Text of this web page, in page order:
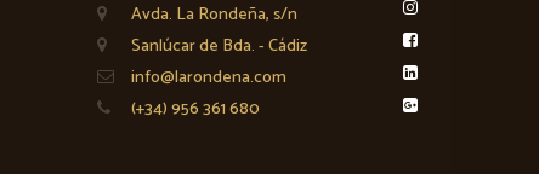
Avda. La Rondeña, s/n
Sanlúcar de Bda. - Cádiz
info@larondena.com
(+34) 956 361 680